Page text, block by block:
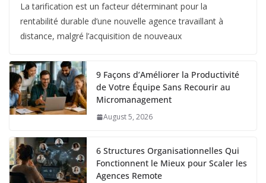
La tarification est un facteur déterminant pour la
rentabilité durable d’une nouvelle agence travaillant à
distance, malgré l’acquisition de nouveaux
9 Façons d’Améliorer la Productivité
de Votre Équipe Sans Recourir au
Micromanagement
August 5, 2026
6 Structures Organisationnelles Qui
Fonctionnent le Mieux pour Scaler les
Agences Remote